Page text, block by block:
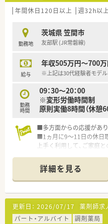
性・経営の透明性ともに
剤師・在宅専任などジョ
就業環境をご用意しており
■店舗をドミナント展開
を減らしています！
年間休日120日以上 週32h以
勤務地
茨城県 笠間市
友部駅 (JR常磐線)
給与
年収505万円～700
※上記は30代経験者モデル
勤務
時間
09：30～20：00
※変形労働時間制
原則実働8時間（休憩
■多方面からの応援があり
■1ヵ月に9～11日の休日
上手く利用して、ご家庭
■ご年齢・ご経験不問で応
約社員への切り替えもご相
○こんな方におすすめ○
・経営等に興味のある方
・安定性には定評のある企
詳細を見る
更新日： 2026/07/17 薬剤師求
パート・アルバイト
調剤薬局